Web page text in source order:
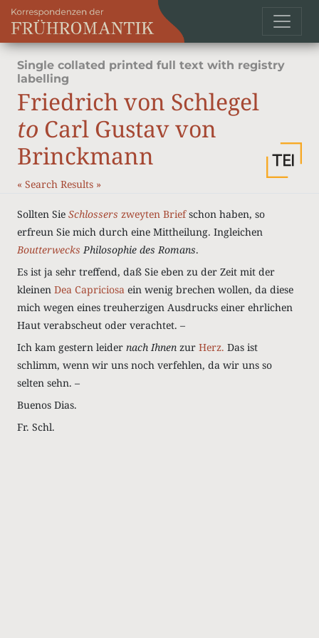
Single collated printed full text with registry
labelling
Friedrich von Schlegel
to Carl Gustav von
Brinckmann
« Search Results »
Sollten Sie Schlossers zweyten Briefschon haben, so
erfreun Sie mich durch eine Mittheilung. Ingleichen
Boutterwecks Philosophie des Romans.
Es ist ja sehr treffend, daß Sie eben zu der Zeit mit der
kleinen Dea Capriciosa ein wenig brechen wollen, da diese
mich wegen eines treuherzigen Ausdrucks einer ehrlichen
Haut verabscheut oder verachtet. –
Ich kam gestern leider nach Ihnen zur Herz. Das ist
schlimm, wenn wir uns noch verfehlen, da wir uns so
selten sehn. –
Buenos Dias.
Fr. Schl.